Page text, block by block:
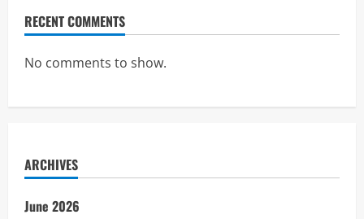
RECENT COMMENTS
No comments to show.
ARCHIVES
June 2026